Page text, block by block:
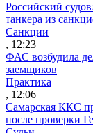
Российский
танкера из
Санкции
, 12:23
ФАС возбудила
заемщиков
Практика
, 12:06
Самарская ККС
после проверки